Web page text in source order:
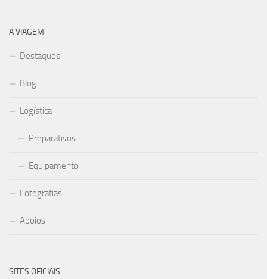
A VIAGEM
Destaques
Blog
Logística
Preparativos
Equipamento
Fotografias
Apoios
SITES OFICIAIS